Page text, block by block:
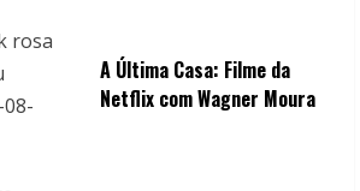
A Última Casa: Filme da
Netflix com Wagner Moura